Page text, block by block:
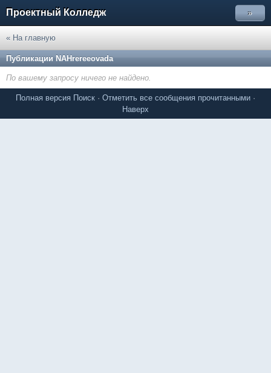
Проектный Колледж »
« На главную
Публикации NAHrereeovada
По вашему запросу ничего не найдено.
Полная версия Поиск · Отметить все сообщения прочитанными ·
Наверх